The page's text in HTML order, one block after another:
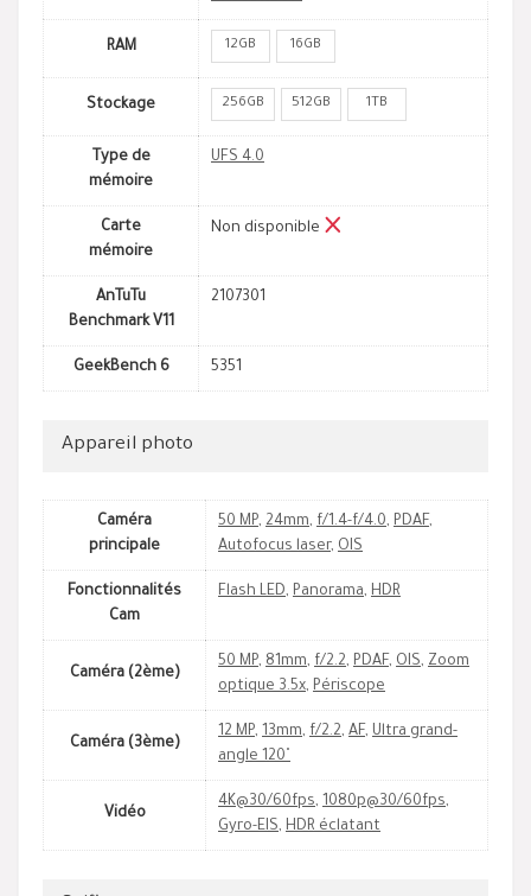
RAM 12GB 16GB
Stockage 256GB 512GB 1TB
Type de
mémoire
UFS 4.0
Carte
mémoire
Non disponible
AnTuTu
Benchmark V11
2107301
GeekBench 6 5351
Appareil photo
Caméra
principale
50 MP, 24mm, f/1.4-f/4.0, PDAF,
Autofocus laser, OIS
Fonctionnalités
Cam
Flash LED, Panorama, HDR
Caméra (2ème)
50 MP, 81mm, f/2.2, PDAF, OIS, Zoom
optique 3.5x, Périscope
Caméra (3ème)
12 MP, 13mm, f/2.2, AF, Ultra grand-
angle 120˚
Vidéo
4K@30/60fps, 1080p@30/60fps,
Gyro-EIS, HDR éclatant